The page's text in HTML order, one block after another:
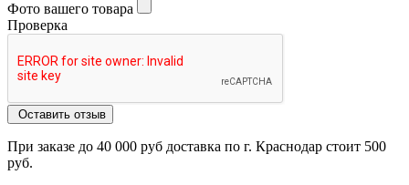
Фото вашего товара
Проверка
Оставить отзыв
При заказе до 40 000 руб доставка по г. Краснодар стоит 500
руб.